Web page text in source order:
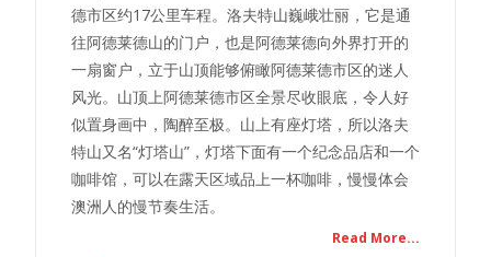
德市区约17公里车程。洛夫特山巍峨壮丽，它是通
往阿德莱德山的门户，也是阿德莱德向外界打开的
一扇窗户，立于山顶能够俯瞰阿德莱德市区的迷人
风光。山顶上阿德莱德市区全景尽收眼底，令人好
似置身画中，陶醉至极。山上有座灯塔，所以洛夫
特山又名“灯塔山”，灯塔下面有一个纪念品店和一个
咖啡馆，可以在露天区域品上一杯咖啡，慢慢体会
澳洲人的慢节奏生活。
Read More...